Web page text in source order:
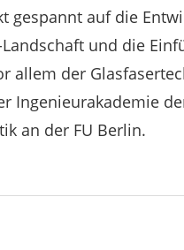
die Entwicklungen bei 4K sowie
und die
allem der
Ingenieurakademie
an der FU Berlin.